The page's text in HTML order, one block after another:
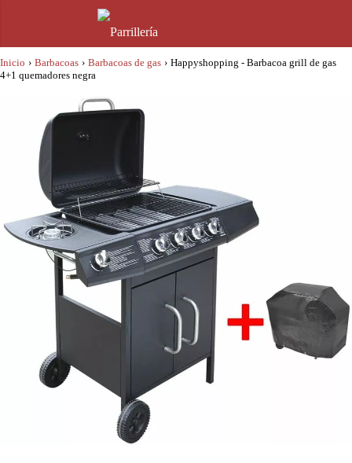
Inicio › Barbacoas › Barbacoas de gas › Happyshopping - Barbacoa grill de gas
4+1 quemadores negra